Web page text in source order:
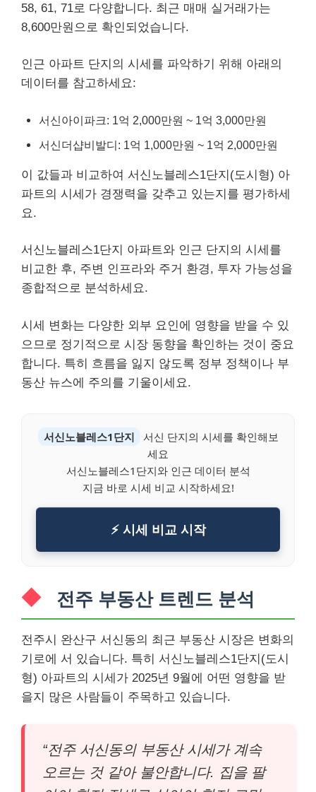
58, 61, 71로 다양합니다. 최근 매매 실거래가는
8,600만원으로 확인되었습니다.
인근 아파트 단지의 시세를 파악하기 위해 아래의
데이터를 참고하세요:
서신아이파크: 1억 2,000만원 ~ 1억 3,000만원
서신더샵비발디: 1억 1,000만원 ~ 1억 2,000만원
이 값들과 비교하여 서신노블레스1단지(도시형) 아
파트의 시세가 경쟁력을 갖추고 있는지를 평가하세
요.
서신노블레스1단지 아파트와 인근 단지의 시세를
비교한 후, 주변 인프라와 주거 환경, 투자 가능성을
종합적으로 분석하세요.
시세 변화는 다양한 외부 요인에 영향을 받을 수 있
으므로 정기적으로 시장 동향을 확인하는 것이 중요
합니다. 특히 흐름을 잃지 않도록 정부 정책이나 부
동산 뉴스에 주의를 기울이세요.
서신노블레스1단지
서신 단지의 시세를 확인해보
세요
서신노블레스1단지와 인근 데이터 분석
지금 바로 시세 비교 시작하세요!
⚡ 시세 비교 시작
전주 부동산 트렌드 분석
전주시 완산구 서신동의 최근 부동산 시장은 변화의
기로에 서 있습니다. 특히 서신노블레스1단지(도시
형) 아파트의 시세가 2025년 9월에 어떤 영향을 받
을지 많은 사람들이 주목하고 있습니다.
“전주 서신동의 부동산 시세가 계속
오르는 것 같아 불안합니다. 집을 팔